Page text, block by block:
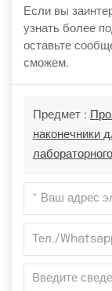
Если вы
узнать более
оставьте
сможем.
Предмет :
наконечники